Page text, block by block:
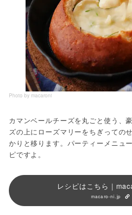
Photo by macaroni
カマンベールチーズを丸ごと使う、
ズの上にローズマリーをちぎっての
かりと移ります。パーティーメニュ
ピですよ。
レシピはこちら｜
macaro-ni.jp